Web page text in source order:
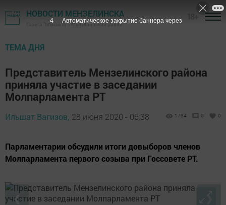
НОВОСТИ МЕНЗЕЛИНСКА
Газета "Мензеля" - Мензелинский район
ТЕМА ДНЯ
Представитель Мензелинского района
приняла участие в заседании
Молпарламента РТ
Ильшат Вагизов, 28 июня 2020 - 06:38 1734 0 0
Парламентарии обсудили итоги довыборов членов
Молпарламента первого созыва при Госсовете РТ.
❮ ❯
3 Автоматическое закрытие баннера через